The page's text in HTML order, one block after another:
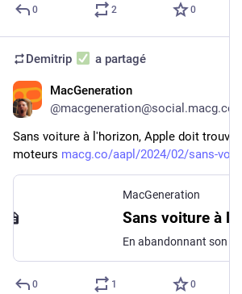
0 2 0
Demitrip a partagé
MacGeneration
@macgeneration@social.macg.co
Sans voiture à l'horizon, Apple doit trouver
moteurs macg.co/aapl/2024/02/sans-voit
MacGeneration
0 1 0